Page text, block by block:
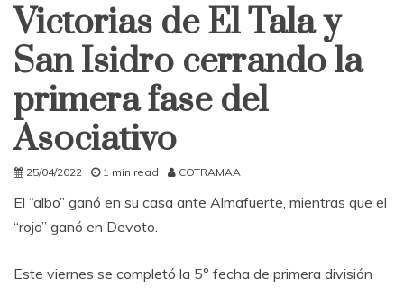
Victorias de El Tala y
San Isidro cerrando la
primera fase del
Asociativo
25/04/2022 1 min read COTRAMAA
El “albo” ganó en su casa ante Almafuerte, mientras que el
“rojo” ganó en Devoto.
Este viernes se completó la 5° fecha de primera división